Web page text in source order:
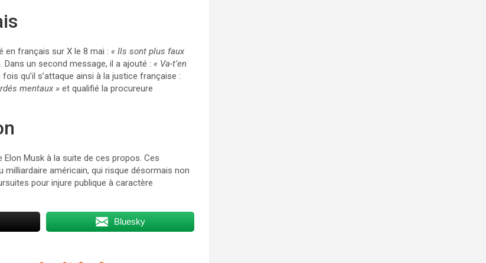
en français sur X le 8 mai : « Ils sont plus faux
. Dans un second message, il a ajouté : « Va-t’en
fois qu’il s’attaque ainsi à la justice française :
mentaux » et qualifié la procureure
Musk à la suite de ces propos. Ces
américain, qui risque désormais non
pour injure publique à caractère
Bluesky